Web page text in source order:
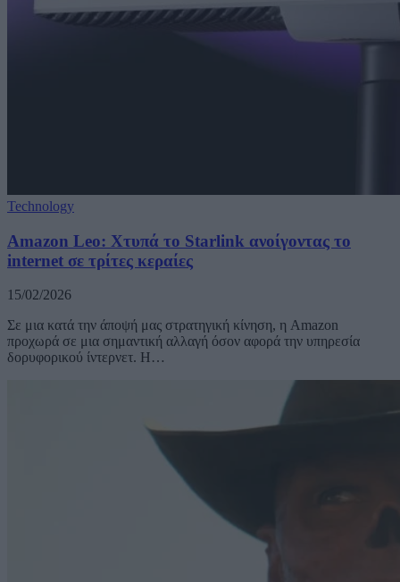
Technology
Amazon Leo: Χτυπά το Starlink ανοίγοντας το
internet σε τρίτες κεραίες
15/02/2026
Σε μια κατά την άποψή μας στρατηγική κίνηση, η Amazon
προχωρά σε μια σημαντική αλλαγή όσον αφορά την υπηρεσία
δορυφορικού ίντερνετ. Η…